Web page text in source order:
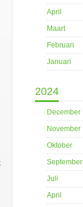
April
Maart
Februari
Januari
2024
December
November
Oktober
September
Juli
April